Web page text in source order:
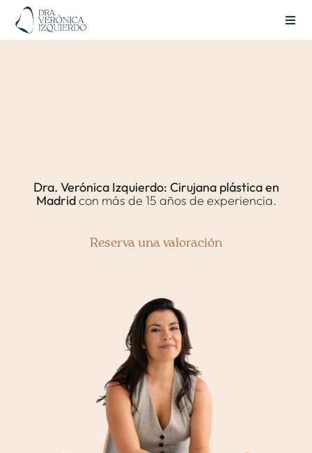
content
Dra. Verónica Izquierdo: Cirujana plástica en
Madridcon más de 15 años de experiencia.
Reserva una valoración